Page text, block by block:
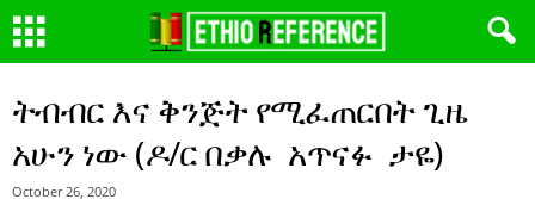
ትብብር እና ቅንጅት የሚፈጠርበት ጊዜ
አሁን ነው (ዶ/ር በቃሉ አጥናፉ ታዬ)
October 26, 2020